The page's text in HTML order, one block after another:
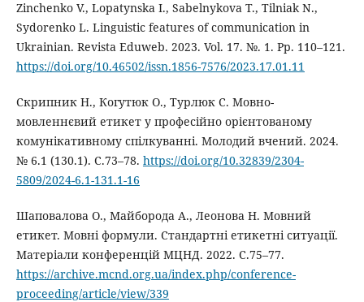
Zinchenko V., Lopatynska I., Sabelnykova T., Tilniak N.,
Sydorenko L. Linguistic features of communication in
Ukrainian. Revista Eduweb. 2023. Vol. 17. №. 1. Pp. 110–121.
https://doi.org/10.46502/issn.1856-7576/2023.17.01.11
Скрипник Н., Когутюк О., Турлюк С. Мовно-
мовленнєвий етикет у професійно орієнтованому
комунікативному спілкуванні. Молодий вчений. 2024.
№ 6.1 (130.1). С.73–78. https://doi.org/10.32839/2304-
5809/2024-6.1-131.1-16
Шаповалова О., Майборода А., Леонова Н. Мовний
етикет. Мовні формули. Стандартні етикетні ситуації.
Матеріали конференцій МЦНД. 2022. C.75–77.
https://archive.mcnd.org.ua/index.php/conference-
proceeding/article/view/339